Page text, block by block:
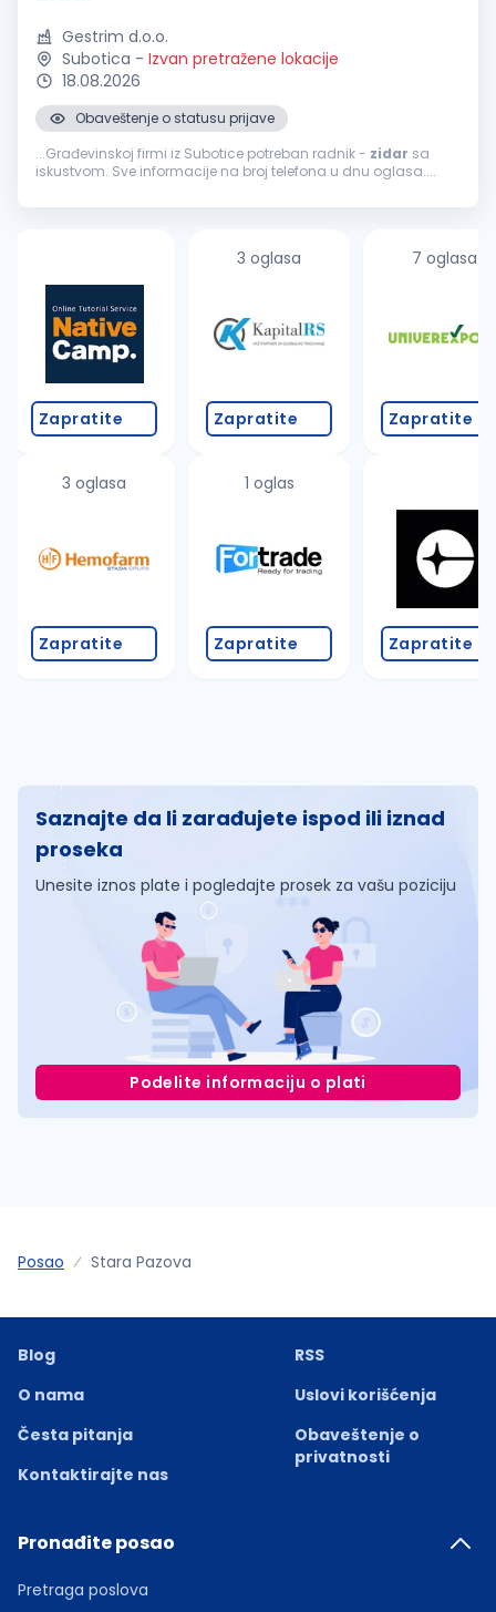
Gestrim d.o.o.
Subotica - Izvan pretražene lokacije
18.08.2026
Obaveštenje o statusu prijave
...Građevinskoj firmi iz Subotice potreban radnik - zidar sa
iskustvom. Sve informacije na broj telefona u dnu oglasa....
Zapratite
3 oglasa
Zapratite
3 oglasa
Zapratite
1 oglas
Zapratite
7 oglasa
Zapratite
Zapratite
Saznajte da li zarađujete ispod ili iznad
proseka
Unesite iznos plate i pogledajte prosek za vašu poziciju
Podelite informaciju o plati
Posao Stara Pazova
Blog
O nama
Česta pitanja
Kontaktirajte nas
RSS
Uslovi korišćenja
Obaveštenje o
privatnosti
Pronađite posao
Pretraga poslova